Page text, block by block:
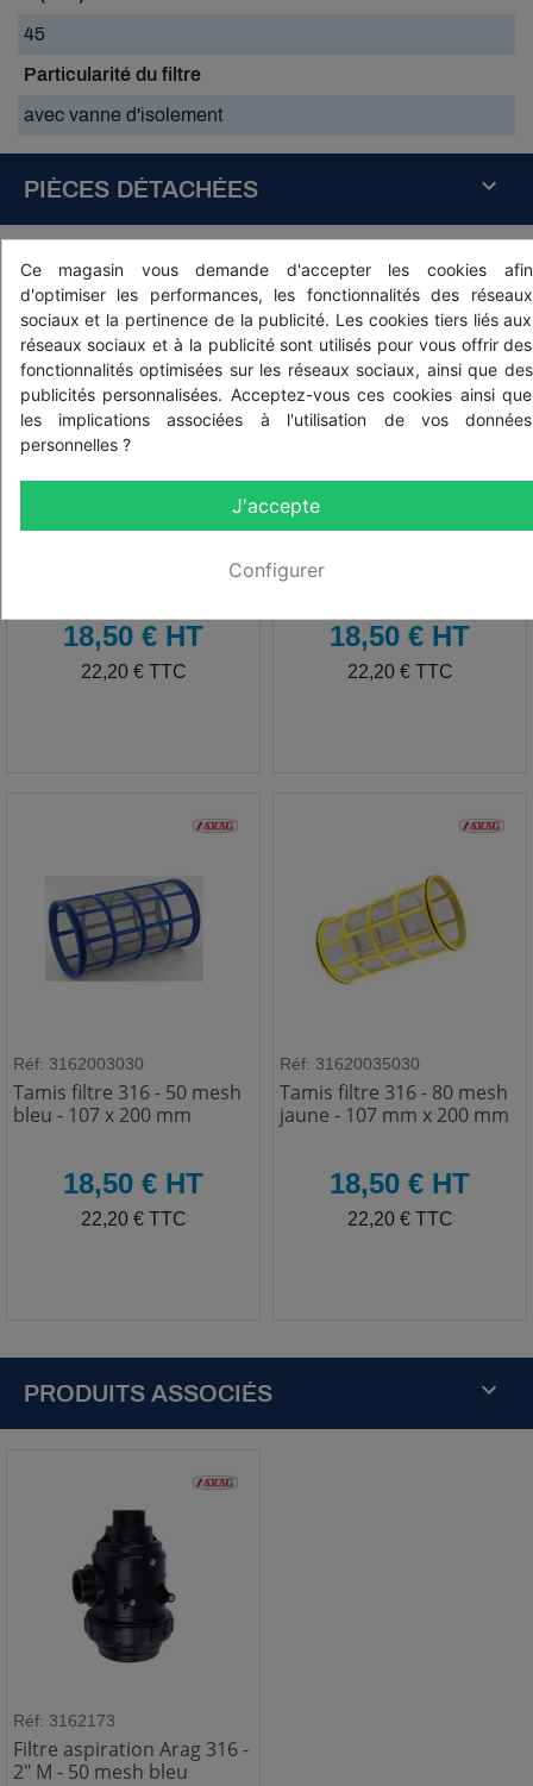
45
Particularité du filtre
avec vanne d'isolement
PIÈCES DÉTACHÉES
18,50 € HT
22,20 € TTC
Réf: 3162002030
rouge - 107 x 200 mm
18,50 € HT
22,20 € TTC
Réf: 3162003030
Tamis filtre 316 - 50 mesh
bleu - 107 x 200 mm
18,50 € HT
22,20 € TTC
Réf: 31620035030
Tamis filtre 316 - 80 mesh
jaune - 107 mm x 200 mm
18,50 € HT
22,20 € TTC
PRODUITS ASSOCIÉS
Réf: 3162173
Filtre aspiration Arag 316 -
2" M - 50 mesh bleu
Ce magasin vous demande d'accepter les cookies afin
d'optimiser les performances, les fonctionnalités des réseaux
sociaux et la pertinence de la publicité. Les cookies tiers liés aux
réseaux sociaux et à la publicité sont utilisés pour vous offrir des
fonctionnalités optimisées sur les réseaux sociaux, ainsi que des
publicités personnalisées. Acceptez-vous ces cookies ainsi que
les implications associées à l'utilisation de vos données
personnelles ?
J'accepte
Configurer